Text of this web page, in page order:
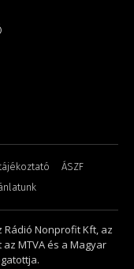
ÁSZF
Rádió Nonprofit Kft, az
MTVA és a Magyar